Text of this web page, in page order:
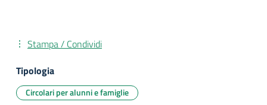
Stampa / Condividi
Tipologia
Circolari per alunni e famiglie